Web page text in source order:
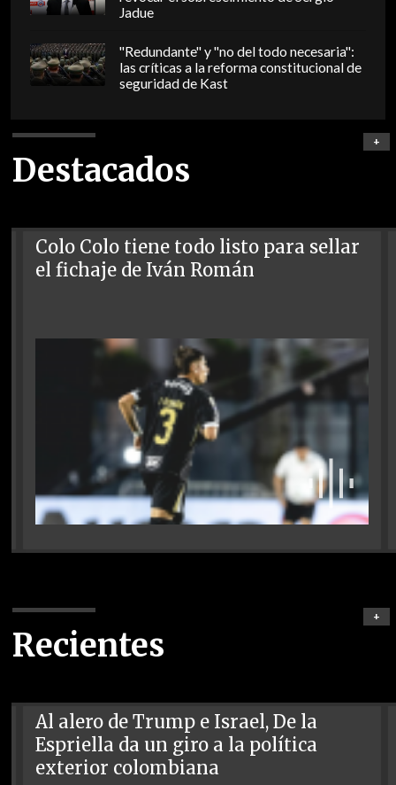
Jadue
"Redundante" y "no del todo necesaria":
las críticas a la reforma constitucional de
seguridad de Kast
Destacados
+
Colo Colo tiene todo listo para sellar
el fichaje de Iván Román
Recientes
+
Al alero de Trump e Israel, De la
Espriella da un giro a la política
exterior colombiana